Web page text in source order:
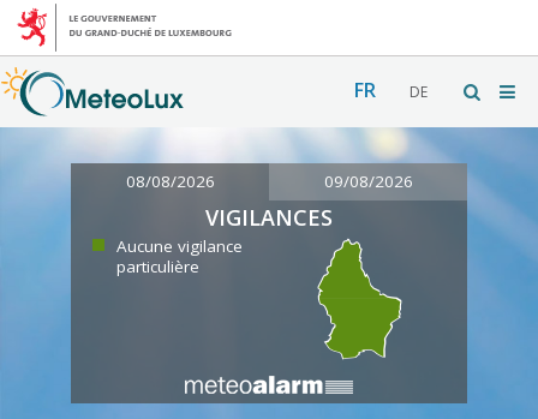
FR DE
08/08/2026 09/08/2026
VIGILANCES
Aucune vigilance
particulière